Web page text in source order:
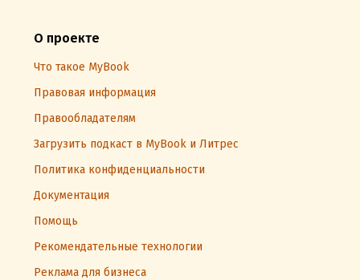
О проекте
Что такое MyBook
Правовая информация
Правообладателям
Загрузить подкаст в MyBook и Литрес
Политика конфиденциальности
Документация
Помощь
Рекомендательные технологии
Реклама для бизнеса